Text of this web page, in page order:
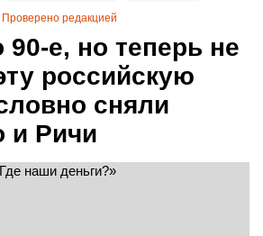
е, но теперь не
российскую
сняли
и Ричи
Проверено редакцией